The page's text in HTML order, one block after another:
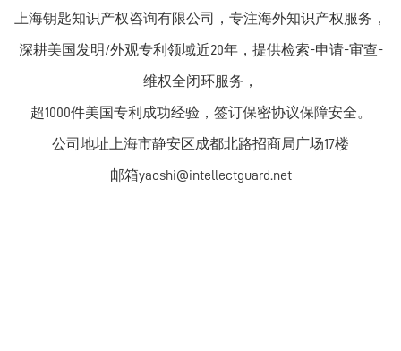
上海钥匙知识产权咨询有限公司，专注海外知识产权服务，
深耕美国发明/外观专利领域近20年，提供检索-申请-审查-
维权全闭环服务，
超1000件美国专利成功经验，签订保密协议保障安全。
公司地址上海市静安区成都北路招商局广场17楼
邮箱yaoshi@intellectguard.net